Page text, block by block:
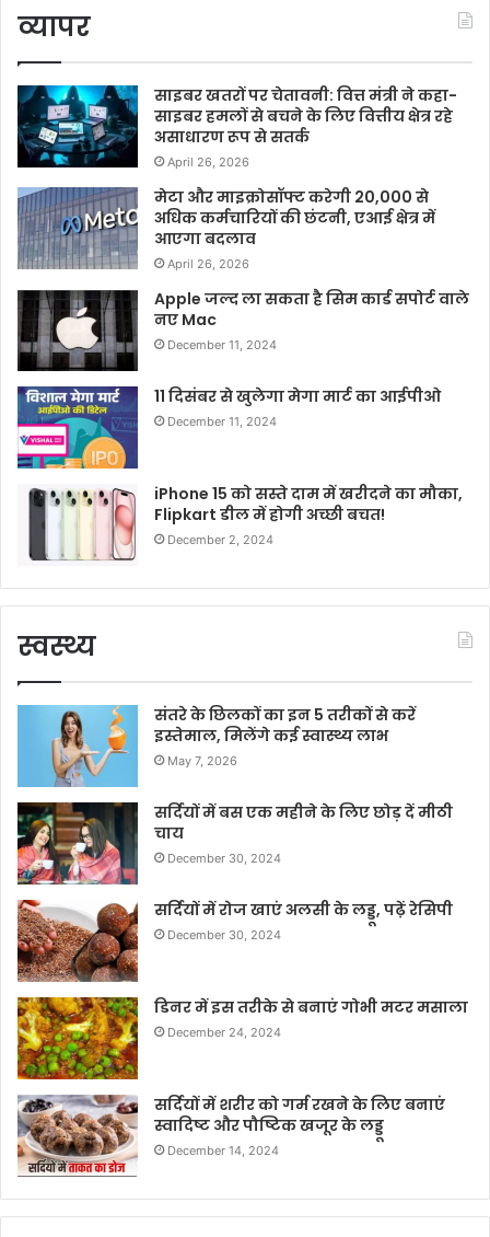
व्यापर
साइबर खतरों पर चेतावनी: वित्त मंत्री ने कहा-
साइबर हमलों से बचने के लिए वित्तीय क्षेत्र रहे
असाधारण रूप से सतर्क
April 26, 2026
मेटा और माइक्रोसॉफ्ट करेगी 20,000 से
अधिक कर्मचारियों की छंटनी, एआई क्षेत्र में
आएगा बदलाव
April 26, 2026
Apple जल्द ला सकता है सिम कार्ड सपोर्ट वाले
नए Mac
December 11, 2024
11 दिसंबर से खुलेगा मेगा मार्ट का आईपीओ
December 11, 2024
iPhone 15 को सस्ते दाम में खरीदने का मौका,
Flipkart डील में होगी अच्छी बचत!
December 2, 2024
स्वस्थ्य
संतरे के छिलकों का इन 5 तरीकों से करें
इस्तेमाल, मिलेंगे कई स्वास्थ्य लाभ
May 7, 2026
सर्दियों में बस एक महीने के लिए छोड़ दें मीठी
चाय
December 30, 2024
सर्दियों में रोज खाएं अलसी के लड्डू, पढ़ें रेसिपी
December 30, 2024
डिनर में इस तरीके से बनाएं गोभी मटर मसाला
December 24, 2024
सर्दियों में शरीर को गर्म रखने के लिए बनाएं
स्वादिष्ट और पौष्टिक खजूर के लड्डू
December 14, 2024